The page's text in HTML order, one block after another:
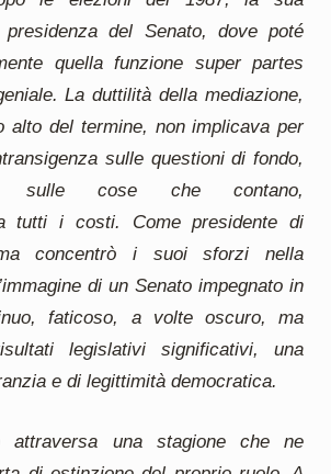
presidenza del Senato, dove poté
quella funzione super partes
La duttilità della mediazione,
alto del termine, non implicava per
sulle questioni di fondo,
sulle cose che contano,
tutti i costi. Come presidente di
concentrò i suoi sforzi nella
di un Senato impegnato in
faticoso, a volte oscuro, ma
legislativi significativi, una
e di legittimità democratica.
attraversa una stagione che ne